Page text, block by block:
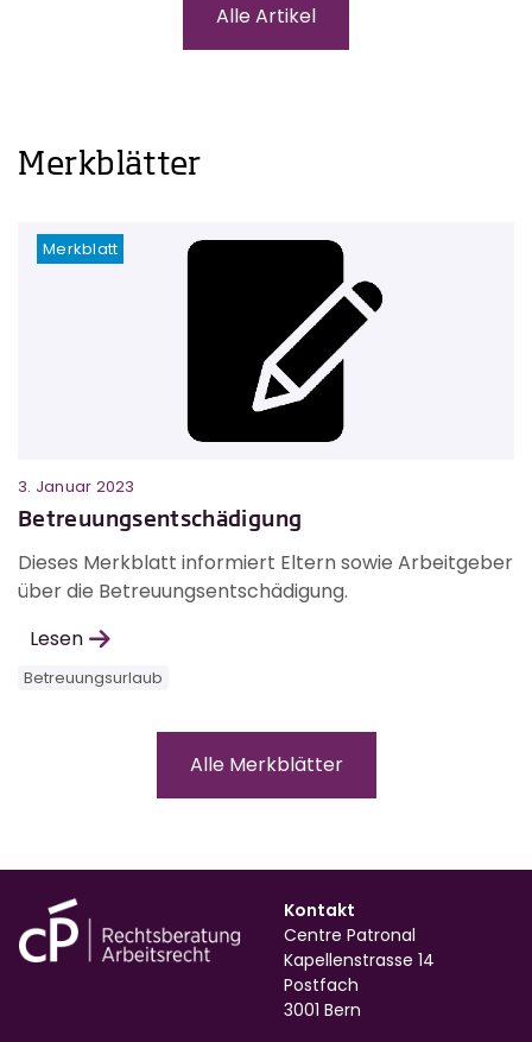
Alle Artikel
Merkblätter
Merkblatt
3. Januar 2023
Betreuungsentschädigung
Dieses Merkblatt informiert Eltern sowie Arbeitgeber
über die Betreuungsentschädigung.
Lesen
Betreuungsurlaub
Alle Merkblätter
Kontakt
Centre Patronal
Kapellenstrasse 14
Postfach
3001 Bern